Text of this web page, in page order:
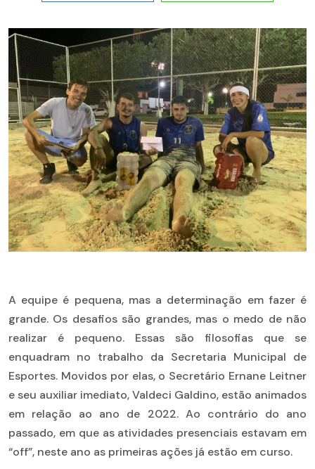
A equipe é pequena, mas a determinação em fazer é
grande. Os desafios são grandes, mas o medo de não
realizar é pequeno. Essas são filosofias que se
enquadram no trabalho da Secretaria Municipal de
Esportes. Movidos por elas, o Secretário Ernane Leitner
e seu auxiliar imediato, Valdeci Galdino, estão animados
em relação ao ano de 2022. Ao contrário do ano
passado, em que as atividades presenciais estavam em
“off”, neste ano as primeiras ações já estão em curso.